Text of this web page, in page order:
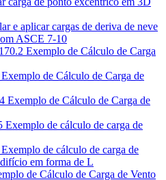
e aplicar cargas de deriva de neve
ASCE 7-10
Exemplo de Cálculo de Carga
de Cálculo de Carga de
Exemplo de Cálculo de Carga de
de cálculo de carga de
de cálculo de carga de
em forma de L
de Cálculo de Carga de Vento